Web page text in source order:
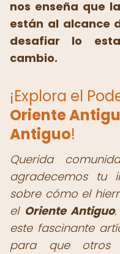
nos enseña que
están al alcance
desafiar lo
cambio.
¡Explora el
Oriente
Antiguo!
Querida
agradecemos tu
sobre cómo el
el Oriente Antiguo
este fascinante
para que otros